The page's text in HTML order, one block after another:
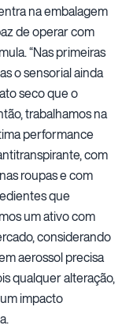
na embalagem
de operar com
“Nas primeiras
o sensorial ainda
seco que o
trabalhamos na
performance
com
roupas e com
que
um ativo com
considerando
aerossol precisa
qualquer alteração,
impacto